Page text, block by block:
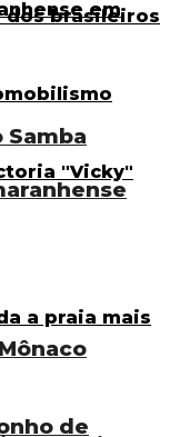
Samba
de